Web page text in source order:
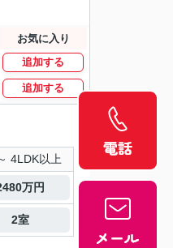
お気に入り
追加する
追加する
4LDK以上
万円
2室